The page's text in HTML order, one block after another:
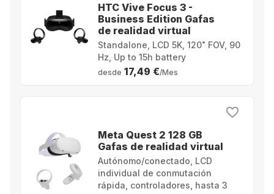
HTC Vive Focus 3 -
Business Edition Gafas
de realidad virtual
Standalone, LCD 5K, 120˚ FOV, 90
Hz, Up to 15h battery
desde 17,49 €/Mes
Meta Quest 2 128 GB
Gafas de realidad virtual
Autónomo/conectado, LCD
individual de conmutación
rápida, controladores, hasta 3